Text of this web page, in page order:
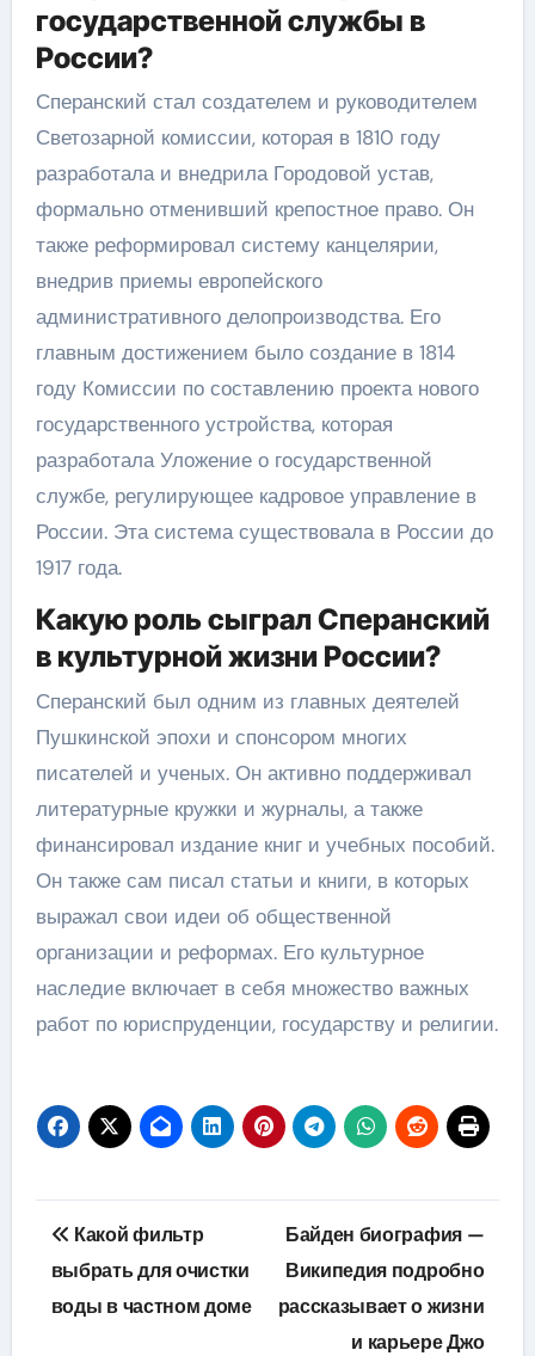
государственной службы в
России?
Сперанский стал создателем и руководителем
Светозарной комиссии, которая в 1810 году
разработала и внедрила Городовой устав,
формально отменивший крепостное право. Он
также реформировал систему канцелярии,
внедрив приемы европейского
административного делопроизводства. Его
главным достижением было создание в 1814
году Комиссии по составлению проекта нового
государственного устройства, которая
разработала Уложение о государственной
службе, регулирующее кадровое управление в
России. Эта система существовала в России до
1917 года.
Какую роль сыграл Сперанский
в культурной жизни России?
Сперанский был одним из главных деятелей
Пушкинской эпохи и спонсором многих
писателей и ученых. Он активно поддерживал
литературные кружки и журналы, а также
финансировал издание книг и учебных пособий.
Он также сам писал статьи и книги, в которых
выражал свои идеи об общественной
организации и реформах. Его культурное
наследие включает в себя множество важных
работ по юриспруденции, государству и религии.
Навигация
по
записям
Какой фильтр
выбрать для очистки
воды в частном доме
Байден биография —
Википедия подробно
рассказывает о жизни
и карьере Джо